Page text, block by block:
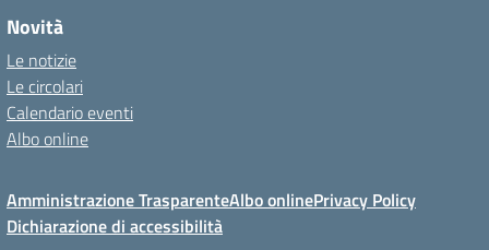
Novità
Le notizie
Le circolari
Calendario eventi
Albo online
Amministrazione TrasparenteAlbo onlinePrivacy Policy
Dichiarazione di accessibilità